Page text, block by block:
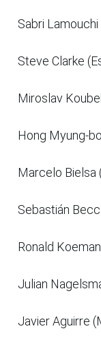
Sabri Lamouchi
Steve Clarke
Miroslav
Hong Myung-
Marcelo Bielsa
Sebastián
Ronald
Julian
Javier Aguirre